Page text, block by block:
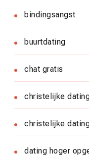
bindingsangst
buurtdating
chat gratis
christelijke
christelijke
dating hoger